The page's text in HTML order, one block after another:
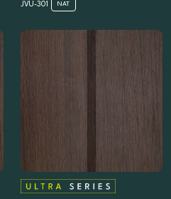
JVU-301 NAT